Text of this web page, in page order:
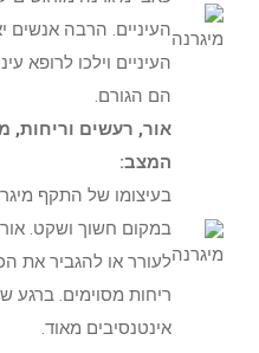
העיניים. הרבה
העיניים וילכו לרופא
הם הגורם.
אור, רעשים וריחות,
המצב:
בעיצומו של התקף
במקום חשוך ושקט.
לעורר או להגביר את
ריחות מסוימים. ברגע
אינטנסיבים מאוד.